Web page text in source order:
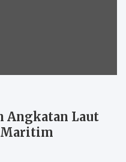
Angkatan Laut
Maritim